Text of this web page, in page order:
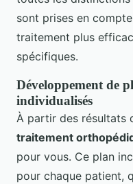
sont prises en
traitement plus
spécifiques.
Développement de
individualisés
À partir des résultats
traitement
pour vous. Ce plan
pour chaque patient,